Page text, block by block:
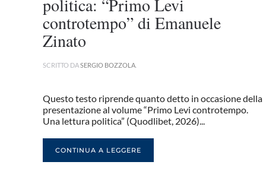
politica: “Primo Levi
controtempo” di Emanuele
Zinato
SCRITTO DASERGIO BOZZOLA
Questo testo riprende quanto detto in occasione della
presentazione al volume “Primo Levi controtempo.
Una lettura politica” (Quodlibet, 2026)...
CONTINUA A LEGGERE